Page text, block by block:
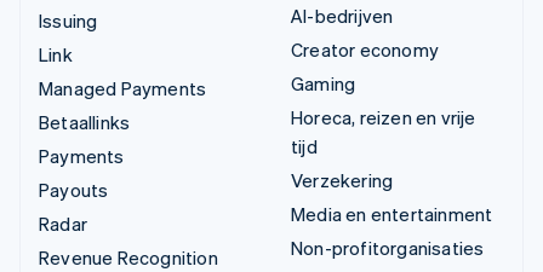
Issuing
Link
Managed Payments
Betaallinks
Payments
Payouts
Radar
Revenue Recognition
AI-bedrijven
Creator economy
Gaming
Horeca, reizen en vrije
tijd
Verzekering
Media en entertainment
Non-profitorganisaties